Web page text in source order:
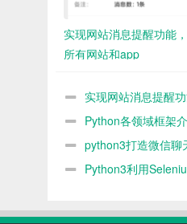
实现网站消息提醒功能
所有网站和app
实现网站消息提醒
Python各领域框架
python3打造微信聊
Python3利用